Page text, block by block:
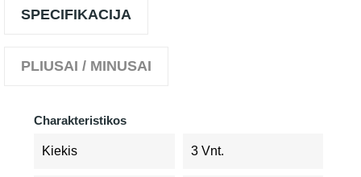
SPECIFIKACIJA
PLIUSAI / MINUSAI
Charakteristikos
Kiekis 3 Vnt.